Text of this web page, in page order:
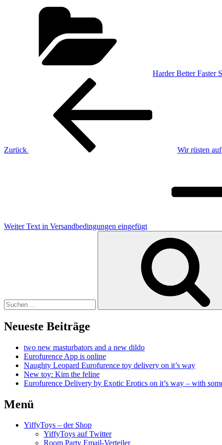
Harder Better Faster
Beitragsnavigation
Zurück
Wir rüsten auf
Weiter Text in Versandbedingungen eingefügt
Neueste Beiträge
two new masturbators and a new dildo
Eurofurence App is online
Naughty Leopard Eurofurence toy delivery on it’s way
New toy: Kim the feline
Eurofurence Delivery by Exotic Erotics on it’s way – with
Menü
YiffyToys – der Shop
YiffyToys auf Twitter
Room Party Email-Verteiler